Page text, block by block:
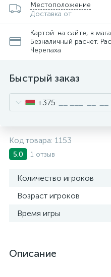
Местоположение
Доставка от
Картой: на сайте, в
Безналичный расчет.
Черепаха
Быстрый заказ
+375
Код товара: 1153
5.0 1 отзыв
Количество игроков
Возраст игроков
Время игры
Описание